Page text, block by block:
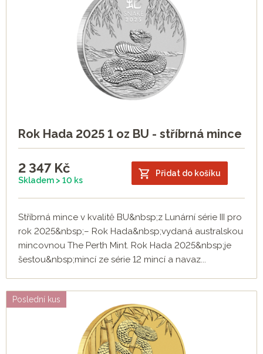
Rok Hada 2025 1 oz BU - stříbrná mince
2 347 Kč
Skladem > 10 ks
Přidat do košíku
Stříbrná mince v kvalitě BU&nbsp;z Lunární série III pro
rok 2025&nbsp;– Rok Hada&nbsp;vydaná australskou
mincovnou The Perth Mint. Rok Hada 2025&nbsp;je
šestou&nbsp;mincí ze série 12 mincí a navaz...
Poslední kus